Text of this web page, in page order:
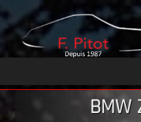
PITOT
BMW